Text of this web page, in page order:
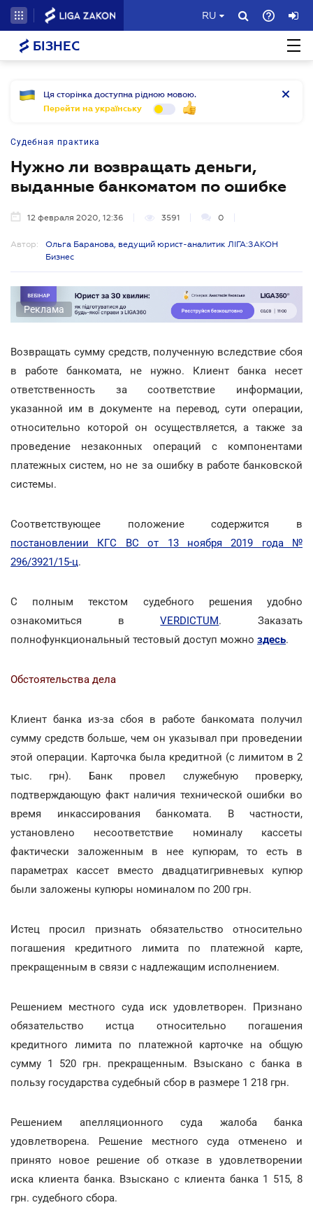
RU
БІЗНЕС
Ця сторінка доступна рідною мовою.
Перейти на українську
Судебная практика
Нужно ли возвращать деньги,
выданные банкоматом по ошибке
12 февраля 2020, 12:36 3591 0
Автор:
Ольга Баранова, ведущий юрист-аналитик ЛІГА:ЗАКОН
Бизнес
Реклама
Возвращать сумму средств, полученную вследствие сбоя
в работе банкомата, не нужно. Клиент банка несет
ответственность за соответствие информации,
указанной им в документе на перевод, сути операции,
относительно которой он осуществляется, а также за
проведение незаконных операций с компонентами
платежных систем, но не за ошибку в работе банковской
системы.
Соответствующее положение содержится в
постановлении КГС ВС от 13 ноября 2019 года №
296/3921/15-ц.
С полным текстом судебного решения удобно
ознакомиться вVERDICTUM. Заказать
полнофункциональный тестовый доступ можно здесь.
Обстоятельства дела
Клиент банка из-за сбоя в работе банкомата получил
сумму средств больше, чем он указывал при проведении
этой операции. Карточка была кредитной (с лимитом в 2
тыс. грн). Банк провел служебную проверку,
подтверждающую факт наличия технической ошибки во
время инкассирования банкомата. В частности,
установлено несоответствие номиналу кассеты
фактически заложенным в нее купюрам, то есть в
параметрах кассет вместо двадцатигривневых купюр
были заложены купюры номиналом по 200 грн.
Истец просил признать обязательство относительно
погашения кредитного лимита по платежной карте,
прекращенным в связи с надлежащим исполнением.
Решением местного суда иск удовлетворен. Признано
обязательство истца относительно погашения
кредитного лимита по платежной карточке на общую
сумму 1 520 грн. прекращенным. Взыскано с банка в
пользу государства судебный сбор в размере 1 218 грн.
Решением апелляционного суда жалоба банка
удовлетворена. Решение местного суда отменено и
принято новое решение об отказе в удовлетворении
иска клиента банка. Взыскано с клиента банка 1 515, 8
грн. судебного сбора.